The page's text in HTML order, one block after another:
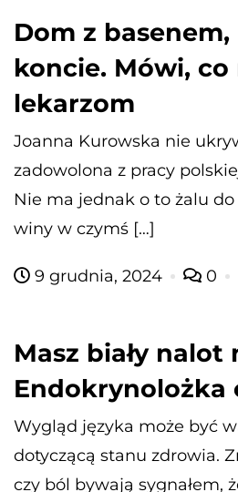
Dom z
koncie. Mówi, co
lekarzom
Joanna Kurowska nie
zadowolona z pracy
Nie ma jednak o to żalu
winy w czymś […]
9 grudnia, 2024 0
Masz biały nalot
Endokrynolożka
Wygląd języka może być
dotyczącą stanu zdrowia.
czy ból bywają sygnałem,